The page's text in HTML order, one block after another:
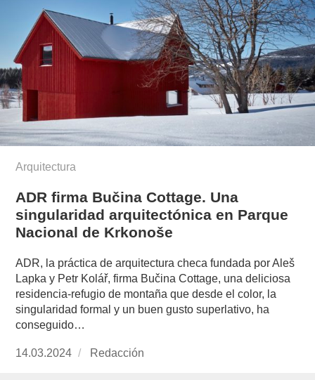
Arquitectura
ADR firma Bučina Cottage. Una
singularidad arquitectónica en Parque
Nacional de Krkonoše
ADR, la práctica de arquitectura checa fundada por Aleš
Lapka y Petr Kolář, firma Bučina Cottage, una deliciosa
residencia-refugio de montaña que desde el color, la
singularidad formal y un buen gusto superlativo, ha
conseguido…
Publicado
14.03.2024 https://www.experimenta.es/author/redaccion/
Redacción